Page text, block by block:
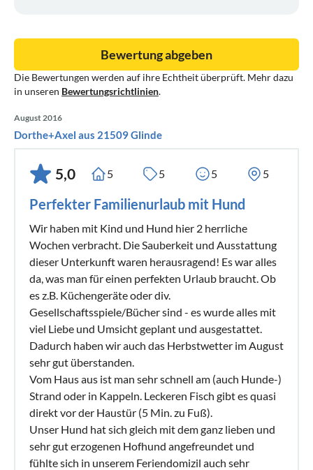
Die Bewertungen werden auf ihre Echtheit überprüft. Mehr dazu
in unseren Bewertungsrichtlinien.
Bewertung abgeben
August 2016
Dorthe+Axel aus 21509 Glinde
5,0 5 5 5 5
Perfekter Familienurlaub mit Hund
Wir haben mit Kind und Hund hier 2 herrliche
Wochen verbracht. Die Sauberkeit und Ausstattung
dieser Unterkunft waren herausragend! Es war alles
da, was man für einen perfekten Urlaub braucht. Ob
es z.B. Küchengeräte oder div.
Gesellschaftsspiele/Bücher sind - es wurde alles mit
viel Liebe und Umsicht geplant und ausgestattet.
Dadurch haben wir auch das Herbstwetter im August
sehr gut überstanden.
Vom Haus aus ist man sehr schnell am (auch Hunde-)
Strand oder in Kappeln. Leckeren Fisch gibt es quasi
direkt vor der Haustür (5 Min. zu Fuß).
Unser Hund hat sich gleich mit dem ganz lieben und
sehr gut erzogenen Hofhund angefreundet und
fühlte sich in unserem Feriendomizil auch sehr